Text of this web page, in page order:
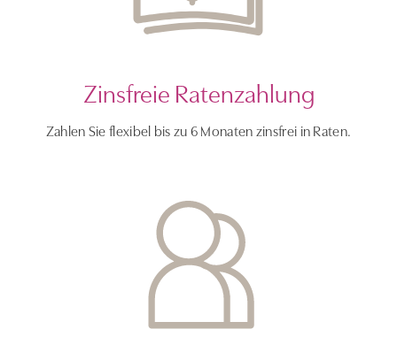
Zinsfreie Ratenzahlung
Zahlen Sie flexibel bis zu 6 Monaten zinsfrei in Raten.